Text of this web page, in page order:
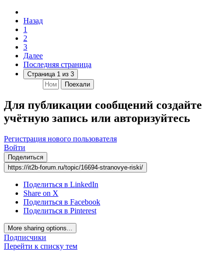
Назад
1
2
3
Далее
Последняя страница
Страница 1 из 3
Поехали
Для публикации сообщений создайте
учётную запись или авторизуйтесь
Регистрация нового пользователя
Войти
Поделиться
https://it2b-forum.ru/topic/16694-stranovye-riski/
Поделиться в LinkedIn
Share on X
Поделиться в Facebook
Поделиться в Pinterest
More sharing options...
Подписчики
Перейти к списку тем